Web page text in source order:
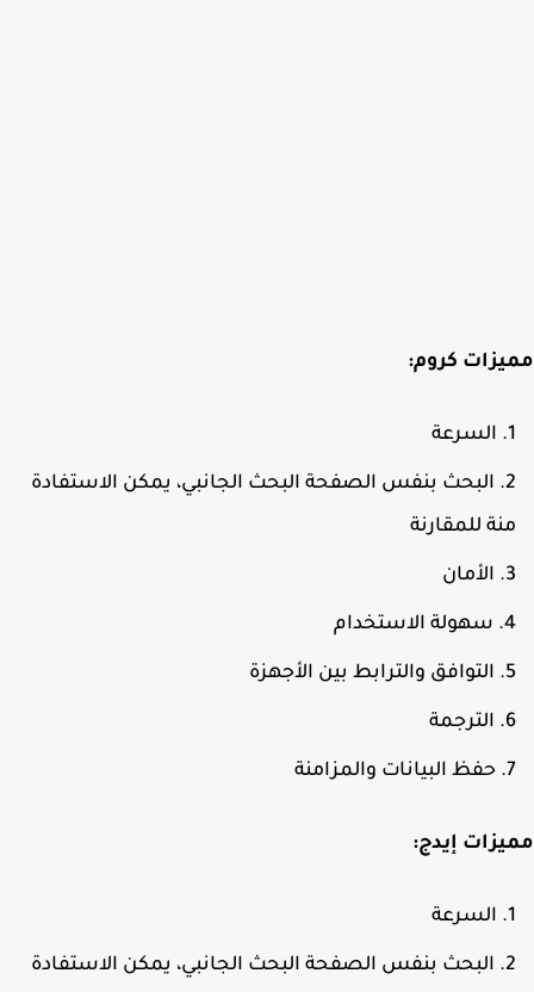
كروم:
السرعة
البحث بنفس الصفحة البحث الجانبي، يمكن الاستفادة
للمقارنة
الأمان
سهولة الاستخدام
التوافق والترابط بين الأجهزة
الترجمة
حفظ البيانات والمزامنة
إيدج:
السرعة
البحث بنفس الصفحة البحث الجانبي، يمكن الاستفادة